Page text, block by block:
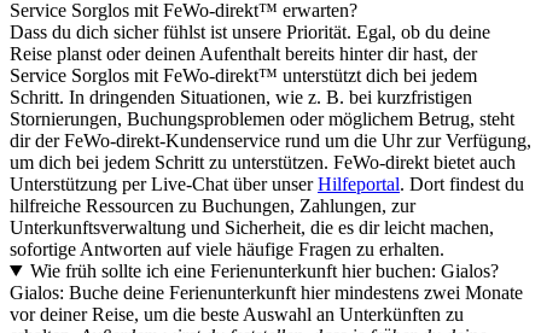
Service Sorglos mit FeWo-direkt™ erwarten?
Dass du dich sicher fühlst ist unsere Priorität. Egal, ob du deine
Reise planst oder deinen Aufenthalt bereits hinter dir hast, der
Service Sorglos mit FeWo-direkt™ unterstützt dich bei jedem
Schritt. In dringenden Situationen, wie z. B. bei kurzfristigen
Stornierungen, Buchungsproblemen oder möglichem Betrug, steht
dir der FeWo-direkt-Kundenservice rund um die Uhr zur Verfügung,
um dich bei jedem Schritt zu unterstützen. FeWo-direkt bietet auch
Unterstützung per Live-Chat über unserHilfeportal. Dort findest du
hilfreiche Ressourcen zu Buchungen, Zahlungen, zur
Unterkunftsverwaltung und Sicherheit, die es dir leicht machen,
sofortige Antworten auf viele häufige Fragen zu erhalten.
Wie früh sollte ich eine Ferienunterkunft hier buchen: Gialos?
Gialos: Buche deine Ferienunterkunft hier mindestens zwei Monate
vor deiner Reise, um die beste Auswahl an Unterkünften zu